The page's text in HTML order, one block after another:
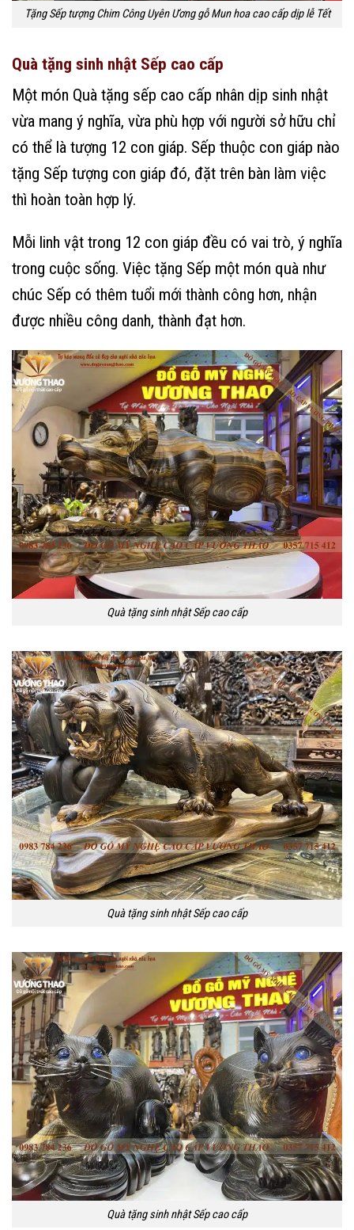
Tặng Sếp tượng Chim Công Uyên Ương gỗ Mun hoa cao cấp dịp lễ Tết
Quà tặng sinh nhật Sếp cao cấp
Một món Quà tặng sếp cao cấp nhân dịp sinh nhật
vừa mang ý nghĩa, vừa phù hợp với người sở hữu chỉ
có thể là tượng 12 con giáp. Sếp thuộc con giáp nào
tặng Sếp tượng con giáp đó, đặt trên bàn làm việc
thì hoàn toàn hợp lý.
Mỗi linh vật trong 12 con giáp đều có vai trò, ý nghĩa
trong cuộc sống. Việc tặng Sếp một món quà như
chúc Sếp có thêm tuổi mới thành công hơn, nhận
được nhiều công danh, thành đạt hơn.
Quà tặng sinh nhật Sếp cao cấp
Quà tặng sinh nhật Sếp cao cấp
Quà tặng sinh nhật Sếp cao cấp